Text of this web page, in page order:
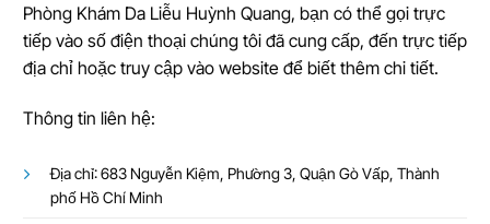
Phòng Khám Da Liễu Huỳnh Quang, bạn có thể gọi trực
tiếp vào số điện thoại chúng tôi đã cung cấp, đến trực tiếp
địa chỉ hoặc truy cập vào website để biết thêm chi tiết.
Thông tin liên hệ:
Địa chỉ: 683 Nguyễn Kiệm, Phường 3, Quận Gò Vấp, Thành
phố Hồ Chí Minh